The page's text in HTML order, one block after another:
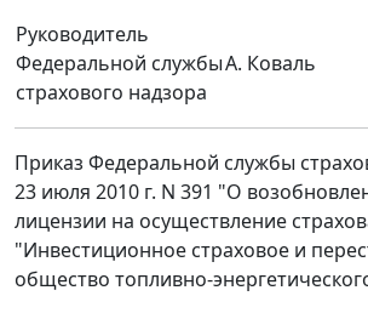
Руководитель
Федеральной службы
страхового надзора
А. Коваль
Приказ Федеральной службы
23 июля 2010 г. N 391 "О
лицензии на осуществление
"Инвестиционное страховое и
общество топливно-